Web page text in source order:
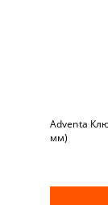
Adventa
мм)